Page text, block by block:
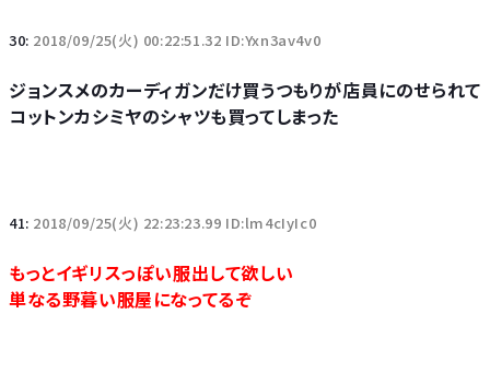
30: 2018/09/25(火) 00:22:51.32 ID:Yxn3av4v0
ジョンスメのカーディガンだけ買うつもりが店員にのせられて
コットンカシミヤのシャツも買ってしまった
41: 2018/09/25(火) 22:23:23.99 ID:lm4cIyIc0
もっとイギリスっぽい服出して欲しい
単なる野暮い服屋になってるぞ